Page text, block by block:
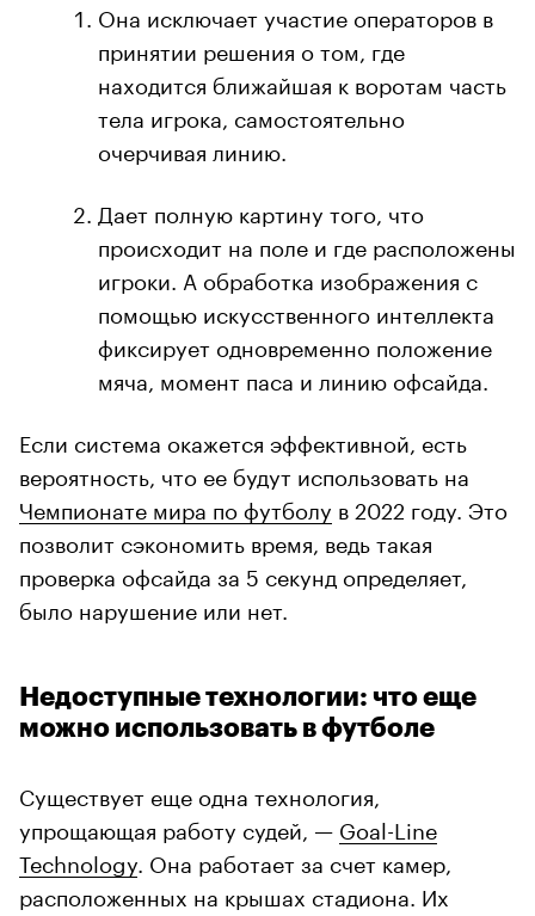
Она исключает участие операторов в
принятии решения о том, где
находится ближайшая к воротам часть
тела игрока, самостоятельно
очерчивая линию.
Дает полную картину того, что
происходит на поле и где расположены
игроки. А обработка изображения с
помощью искусственного интеллекта
фиксирует одновременно положение
мяча, момент паса и линию офсайда.
Если система окажется эффективной, есть
вероятность, что ее будут использовать на
Чемпионате мира по футболу в 2022 году. Это
позволит сэкономить время, ведь такая
проверка офсайда за 5 секунд определяет,
было нарушение или нет.
Недоступные технологии: что еще
можно использовать в футболе
Существует еще одна технология,
упрощающая работу судей, — Goal-Line
Technology . Она работает за счет камер,
расположенных на крышах стадиона. Их